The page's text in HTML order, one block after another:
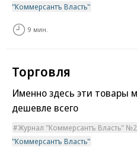
"Коммерсантъ Власть"
9 мин.
Торговля
Именно здесь эти товары
дешевле всего
Журнал "Коммерсантъ Власть"
"Коммерсантъ Власть"